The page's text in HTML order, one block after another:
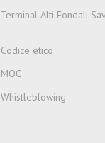
Terminal Alti Fondali
Codice etico
MOG
Whistleblowing